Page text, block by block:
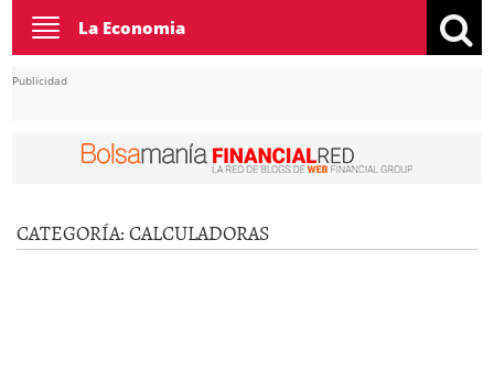
Toggle
navigation
La Economia
Publicidad
CATEGORÍA:CALCULADORAS